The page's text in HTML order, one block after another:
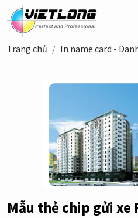
Trang chủ In name card -
Mẫu thẻ chip gửi xe